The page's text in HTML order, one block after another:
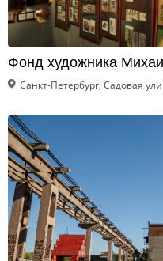
Фонд художника
Санкт-Петербург, Садовая